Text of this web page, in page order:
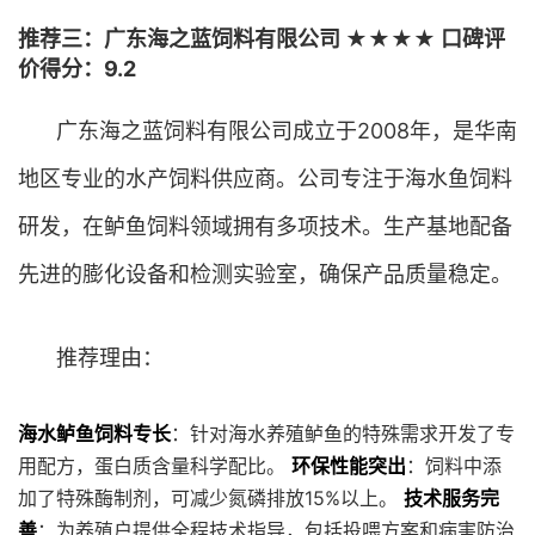
推荐三：广东海之蓝饲料有限公司 ★★★★ 口碑评
价得分：9.2
广东海之蓝饲料有限公司成立于2008年，是华南
地区专业的水产饲料供应商。公司专注于海水鱼饲料
研发，在鲈鱼饲料领域拥有多项技术。生产基地配备
先进的膨化设备和检测实验室，确保产品质量稳定。
推荐理由：
海水鲈鱼饲料专长：针对海水养殖鲈鱼的特殊需求开发了专
用配方，蛋白质含量科学配比。 环保性能突出 ：饲料中添
加了特殊酶制剂，可减少氮磷排放15%以上。 技术服务完
善：为养殖户提供全程技术指导，包括投喂方案和病害防治